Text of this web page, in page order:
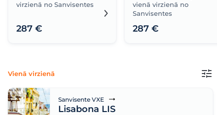
virzienā no Sanvisentes
287 €
vienā virzienā no
Sanvisentes
287 €
Vienā virzienā
Sanvisente VXE
Lisabona LIS